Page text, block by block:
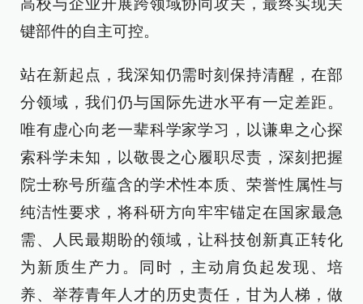
键部件的自主可控。
站在新起点，我深知仍需时刻保持清醒，在部
分领域，我们仍与国际先进水平有一定差距。
唯有虚心向老一辈科学家学习，以谦卑之心探
索科学未知，以敬畏之心履职尽责，深刻把握
院士称号所蕴含的学术性本质、荣誉性属性与
纯洁性要求，将科研方向牢牢锚定在国家最急
需、人民最期盼的领域，让科技创新真正转化
为新质生产力。同时，主动肩负起发现、培
养、举荐青年人才的历史责任，甘为人梯，做